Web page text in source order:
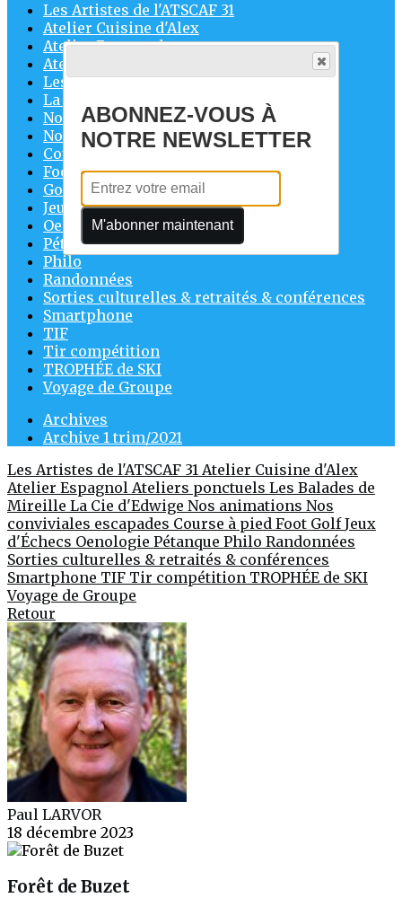
Les Artistes de l'ATSCAF 31
Atelier Cuisine d'Alex
Atelier Espagnol
Ateliers ponctuels
Les Balades de Mireille
La Cie d'Edwige
Nos animations
Nos conviviales escapades
Course à pied
Foot
Golf
Jeux d'Échecs
Oenologie
Pétanque
Philo
Randonnées
Sorties culturelles & retraités & conférences
Smartphone
TIF
Tir compétition
TROPHÉE de SKI
Voyage de Groupe
Archives
Archive 1 trim/2021
Les Artistes de l'ATSCAF 31 Atelier Cuisine d'Alex
Atelier Espagnol Ateliers ponctuels Les Balades de
Mireille La Cie d'Edwige Nos animations Nos
conviviales escapades Course à pied Foot GolfJeux
d'Échecs Oenologie Pétanque Philo Randonnées
Sorties culturelles & retraités & conférences
Smartphone TIF Tir compétition TROPHÉE de SKI
Voyage de Groupe
Retour
Paul LARVOR
18 décembre 2023
Forêt de Buzet
ABONNEZ-VOUS À
NOTRE NEWSLETTER
M'abonner maintenant